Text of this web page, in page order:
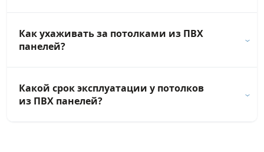
Как ухаживать за потолками из ПВХ
панелей?
Какой срок эксплуатации у потолков
из ПВХ панелей?